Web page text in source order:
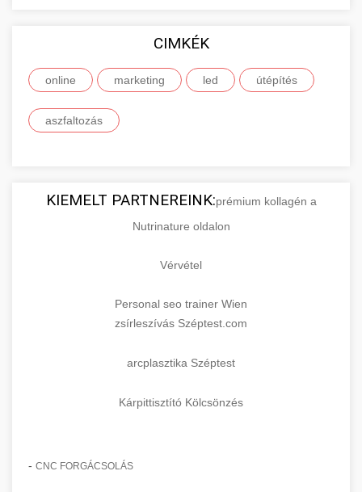
CIMKÉK
online marketing led útépítés
aszfaltozás
KIEMELT PARTNEREINK:prémium kollagén a
Nutrinature oldalon
Vérvétel
Personal seo trainer Wien
zsírleszívás Széptest.com
arcplasztika Széptest
Kárpittisztító Kölcsönzés
- CNC FORGÁCSOLÁS